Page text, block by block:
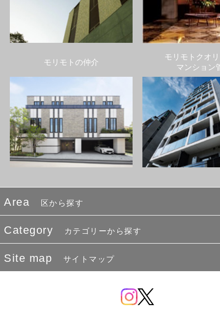
モリモトの仲介
モリモトクオ
マンション
Area 区から探す
Category カテゴリーから探す
Site map サイトマップ